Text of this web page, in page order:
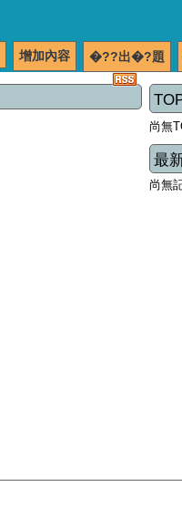
�??出�?題
增加內容
尚無
最
尚無